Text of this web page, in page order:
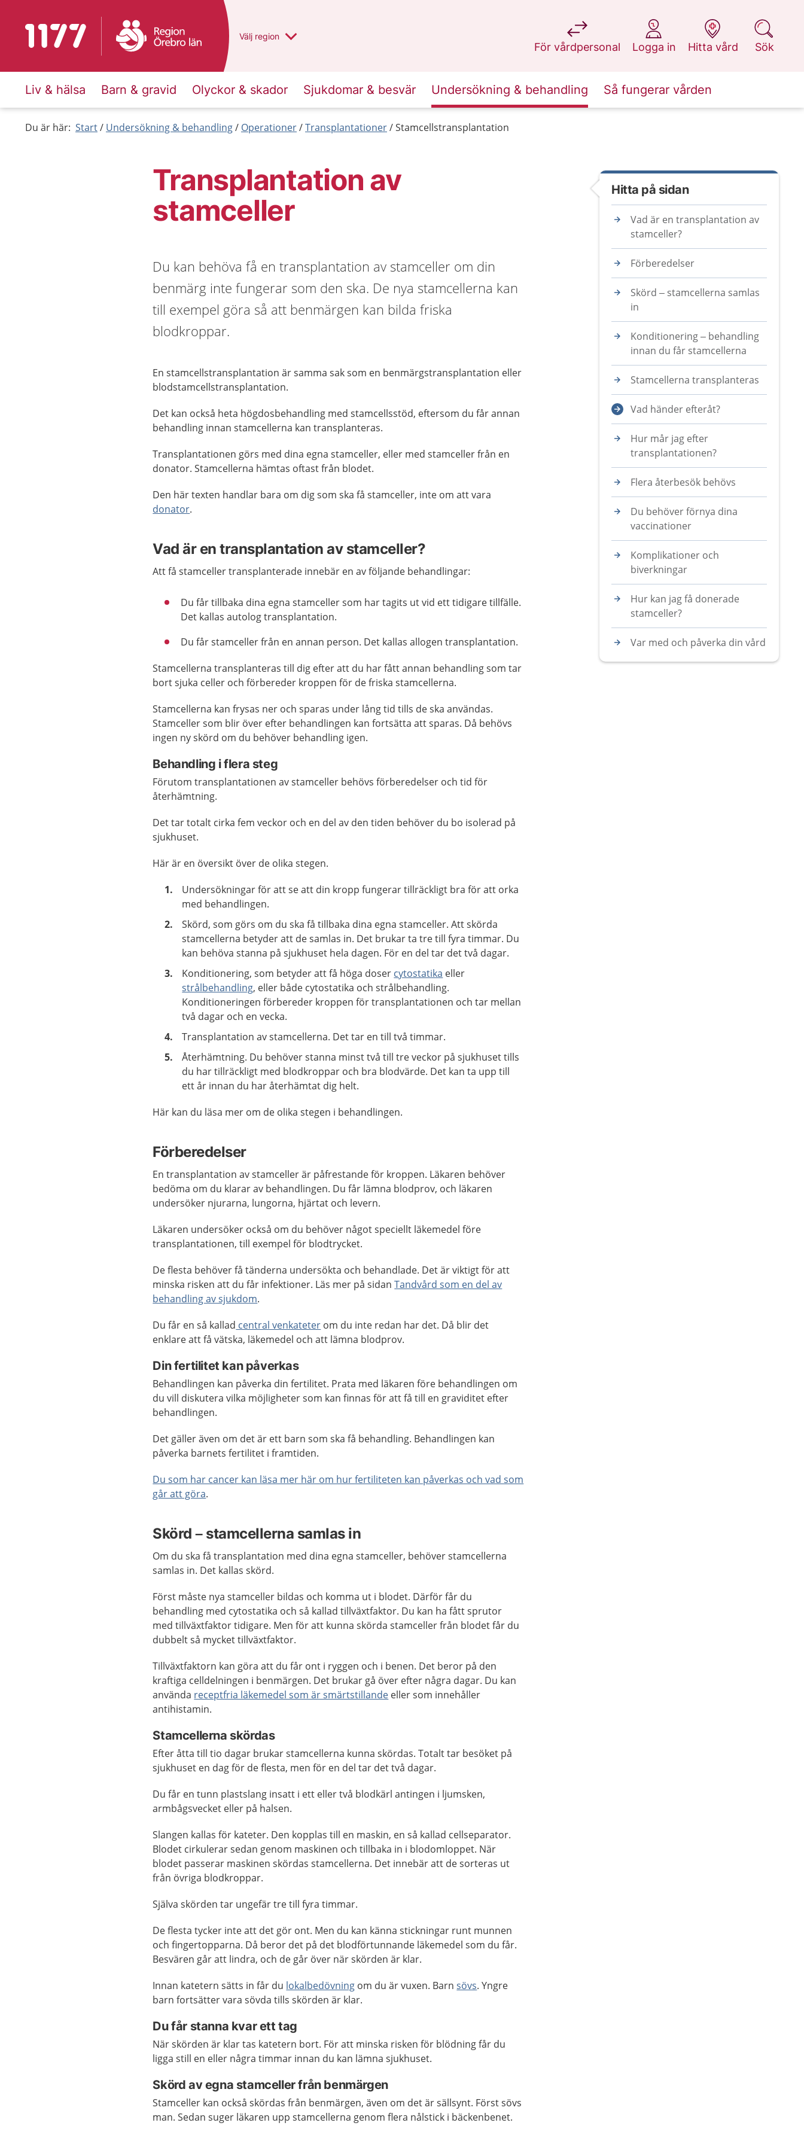
Till startsidan för 1177 Du har valt region
Välj en annan
region
För vårdpersonal
på 1177.se
Logga in
på 1177.se
Hitta vård
på 1177.se
Sök
på 1177.se
Liv & hälsa Barn & gravid Olyckor & skador Sjukdomar & besvär Undersökning & behandling Så fungerar vården
Du är här: Start Undersökning & behandling Operationer Transplantationer Stamcellstransplantation
Transplantation av
stamceller
Du kan behöva få en transplantation av stamceller om din
benmärg inte fungerar som den ska. De nya stamcellerna kan
till exempel göra så att benmärgen kan bilda friska
blodkroppar.
En stamcellstransplantation är samma sak som en benmärgstransplantation eller
blodstamcellstransplantation.
Det kan också heta högdosbehandling med stamcellsstöd, eftersom du får annan
behandling innan stamcellerna kan transplanteras.
Transplantationen görs med dina egna stamceller, eller med stamceller från en
donator. Stamcellerna hämtas oftast från blodet.
Den här texten handlar bara om dig som ska få stamceller, inte om att vara
donator.
Vad är en transplantation av stamceller?
Att få stamceller transplanterade innebär en av följande behandlingar:
Du får tillbaka dina egna stamceller som har tagits ut vid ett tidigare tillfälle.
Det kallas autolog transplantation.
Du får stamceller från en annan person. Det kallas allogen transplantation.
Stamcellerna transplanteras till dig efter att du har fått annan behandling som tar
bort sjuka celler och förbereder kroppen för de friska stamcellerna.
Stamcellerna kan frysas ner och sparas under lång tid tills de ska användas.
Stamceller som blir över efter behandlingen kan fortsätta att sparas. Då behövs
ingen ny skörd om du behöver behandling igen.
Behandling i flera steg
Förutom transplantationen av stamceller behövs förberedelser och tid för
återhämtning.
Det tar totalt cirka fem veckor och en del av den tiden behöver du bo isolerad på
sjukhuset.
Här är en översikt över de olika stegen.
Undersökningar för att se att din kropp fungerar tillräckligt bra för att orka
med behandlingen.
Skörd, som görs om du ska få tillbaka dina egna stamceller. Att skörda
stamcellerna betyder att de samlas in. Det brukar ta tre till fyra timmar. Du
kan behöva stanna på sjukhuset hela dagen. För en del tar det två dagar.
Konditionering, som betyder att få höga doser cytostatika eller
strålbehandling, eller både cytostatika och strålbehandling.
Konditioneringen förbereder kroppen för transplantationen och tar mellan
två dagar och en vecka.
Transplantation av stamcellerna. Det tar en till två timmar.
Återhämtning. Du behöver stanna minst två till tre veckor på sjukhuset tills
du har tillräckligt med blodkroppar och bra blodvärde. Det kan ta upp till
ett år innan du har återhämtat dig helt.
Här kan du läsa mer om de olika stegen i behandlingen.
Förberedelser
En transplantation av stamceller är påfrestande för kroppen. Läkaren behöver
bedöma om du klarar av behandlingen. Du får lämna blodprov, och läkaren
undersöker njurarna, lungorna, hjärtat och levern.
Läkaren undersöker också om du behöver något speciellt läkemedel före
transplantationen, till exempel för blodtrycket.
De flesta behöver få tänderna undersökta och behandlade. Det är viktigt för att
minska risken att du får infektioner. Läs mer på sidanTandvård som en del av
behandling av sjukdom.
Du får en så kallad central venkateter om du inte redan har det. Då blir det
enklare att få vätska, läkemedel och att lämna blodprov.
Din fertilitet kan påverkas
Behandlingen kan påverka din fertilitet. Prata med läkaren före behandlingen om
du vill diskutera vilka möjligheter som kan finnas för att få till en graviditet efter
behandlingen.
Det gäller även om det är ett barn som ska få behandling. Behandlingen kan
påverka barnets fertilitet i framtiden.
Du som har cancer kan läsa mer här om hur fertiliteten kan påverkas och vad som
går att göra.
Skörd – stamcellerna samlas in
Om du ska få transplantation med dina egna stamceller, behöver stamcellerna
samlas in. Det kallas skörd.
Först måste nya stamceller bildas och komma ut i blodet. Därför får du
behandling med cytostatika och så kallad tillväxtfaktor. Du kan ha fått sprutor
med tillväxtfaktor tidigare. Men för att kunna skörda stamceller från blodet får du
dubbelt så mycket tillväxtfaktor.
Tillväxtfaktorn kan göra att du får ont i ryggen och i benen. Det beror på den
kraftiga celldelningen i benmärgen. Det brukar gå över efter några dagar. Du kan
använda receptfria läkemedel som är smärtstillande eller som innehåller
antihistamin.
Stamcellerna skördas
Efter åtta till tio dagar brukar stamcellerna kunna skördas. Totalt tar besöket på
sjukhuset en dag för de flesta, men för en del tar det två dagar.
Du får en tunn plastslang insatt i ett eller två blodkärl antingen i ljumsken,
armbågsvecket eller på halsen.
Slangen kallas för kateter. Den kopplas till en maskin, en så kallad cellseparator.
Blodet cirkulerar sedan genom maskinen och tillbaka in i blodomloppet. När
blodet passerar maskinen skördas stamcellerna. Det innebär att de sorteras ut
från övriga blodkroppar.
Själva skörden tar ungefär tre till fyra timmar.
De flesta tycker inte att det gör ont. Men du kan känna stickningar runt munnen
och fingertopparna. Då beror det på det blodförtunnande läkemedel som du får.
Besvären går att lindra, och de går över när skörden är klar.
Innan katetern sätts in får du lokalbedövning om du är vuxen. Barnsövs. Yngre
barn fortsätter vara sövda tills skörden är klar.
Du får stanna kvar ett tag
När skörden är klar tas katetern bort. För att minska risken för blödning får du
ligga still en eller några timmar innan du kan lämna sjukhuset.
Skörd av egna stamceller från benmärgen
Stamceller kan också skördas från benmärgen, även om det är sällsynt. Först sövs
man. Sedan suger läkaren upp stamcellerna genom flera nålstick i bäckenbenet.
Hitta på sidan
Vad är en transplantation av
stamceller?
Förberedelser
Skörd – stamcellerna samlas
in
Konditionering – behandling
innan du får stamcellerna
Stamcellerna transplanteras
Vad händer efteråt?
Hur mår jag efter
transplantationen?
Flera återbesök behövs
Du behöver förnya dina
vaccinationer
Komplikationer och
biverkningar
Hur kan jag få donerade
stamceller?
Var med och påverka din vård